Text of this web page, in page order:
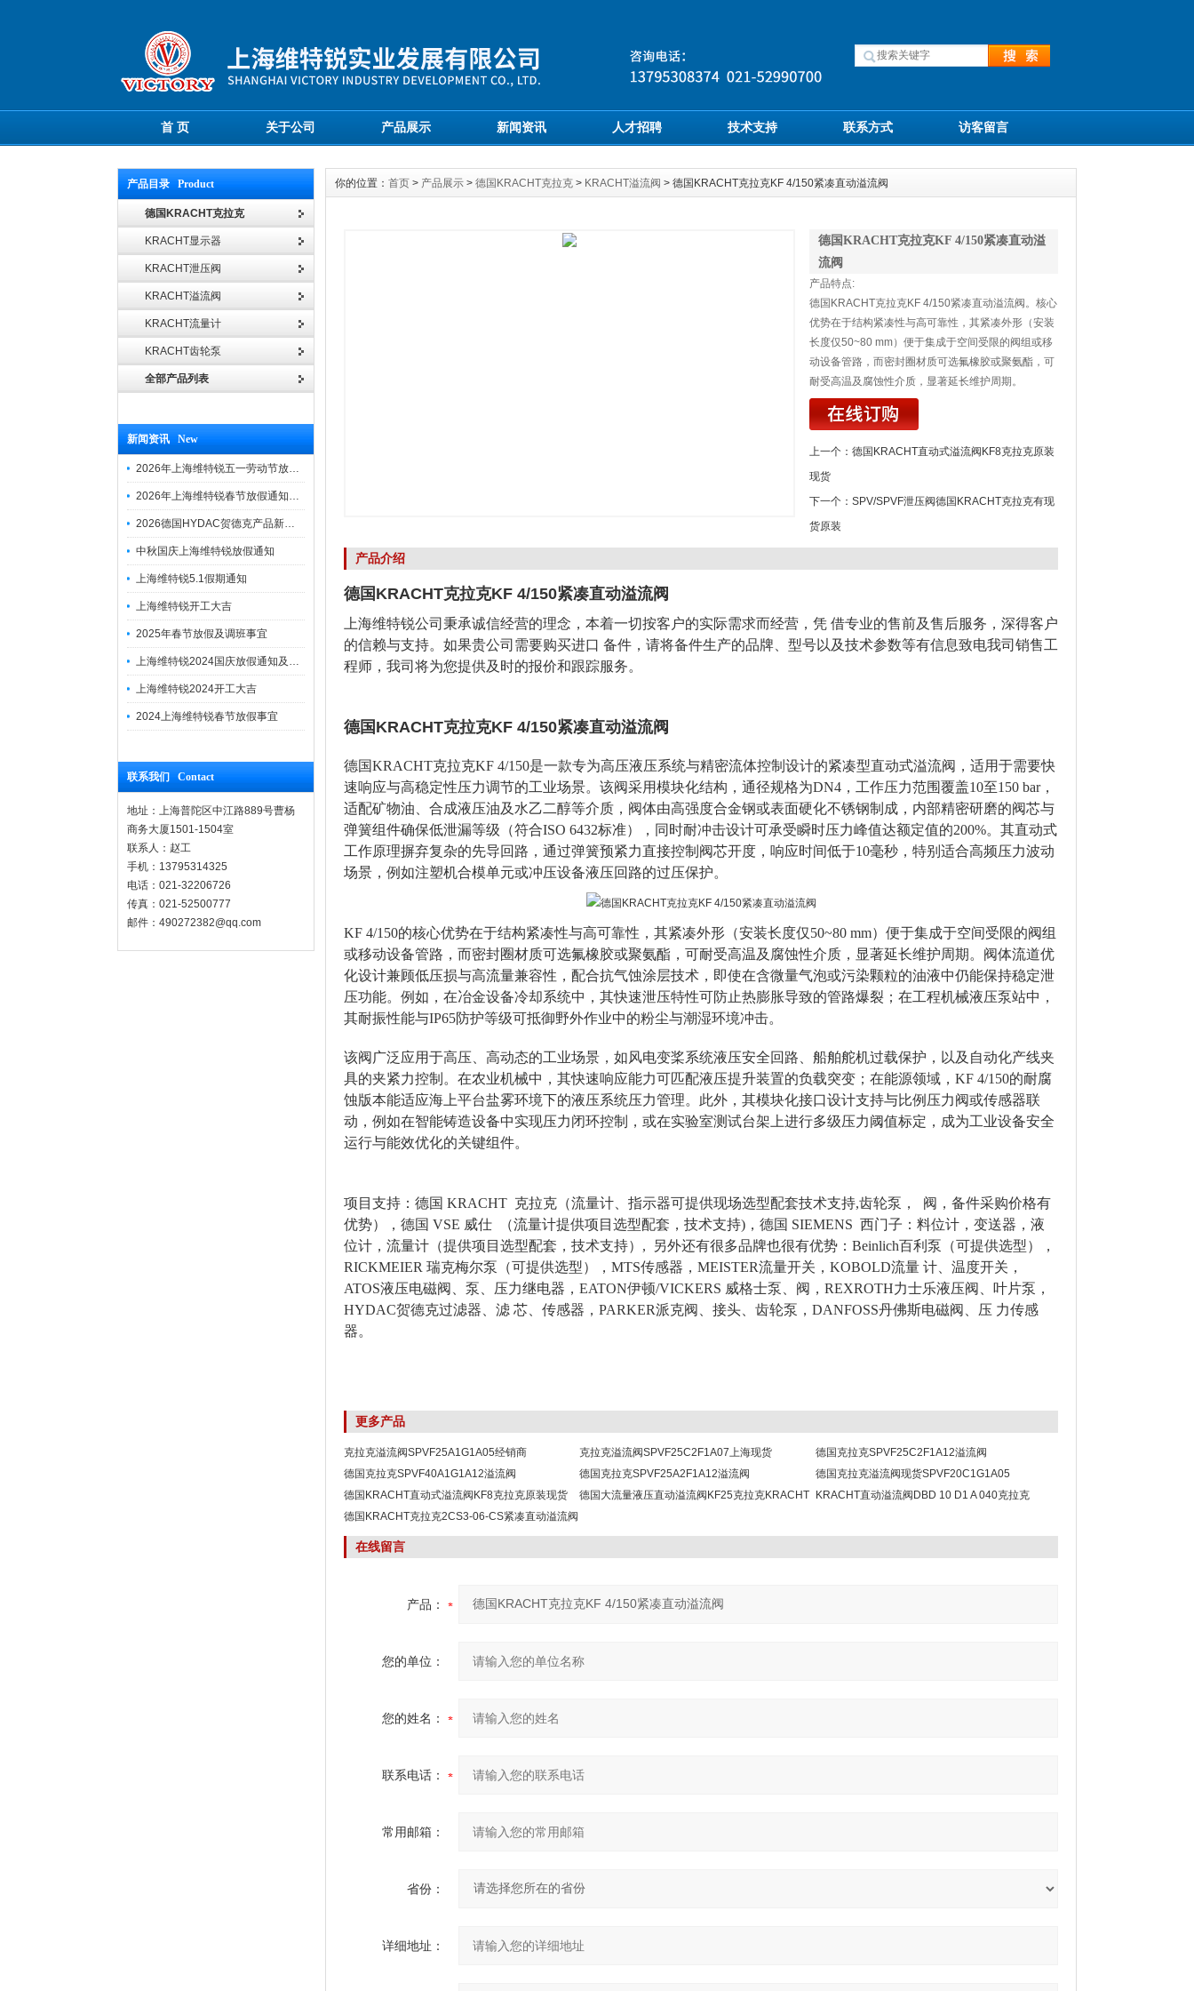
首 页 关于公司 产品展示 新闻资讯 人才招聘 技术支持 联系方式 访客留言
产品目录 Product
德国KRACHT克拉克
KRACHT显示器
KRACHT泄压阀
KRACHT溢流阀
KRACHT流量计
KRACHT齿轮泵
全部产品列表
新闻资讯 New
2026年上海维特锐五一劳动节放假通知
2026年上海维特锐春节放假通知及调班安排
2026德国HYDAC贺德克产品新到一批现货
中秋国庆上海维特锐放假通知
上海维特锐5.1假期通知
上海维特锐开工大吉
2025年春节放假及调班事宜
上海维特锐2024国庆放假通知及调休安排
上海维特锐2024开工大吉
2024上海维特锐春节放假事宜
联系我们 Contact
地址：上海普陀区中江路889号曹杨
商务大厦1501-1504室
联系人：赵工
手机：13795314325
电话：021-32206726
传真：021-52500777
邮件：490272382@qq.com
你的位置： 首页 > 产品展示 > 德国KRACHT克拉克 > KRACHT溢流阀 > 德国KRACHT克拉克KF 4/150紧凑直动溢流阀
德国KRACHT克拉克KF 4/150紧凑直动溢
流阀
产品特点:
德国KRACHT克拉克KF 4/150紧凑直动溢流阀。核心
优势在于结构紧凑性与高可靠性，其紧凑外形（安装
长度仅50~80 mm）便于集成于空间受限的阀组或移
动设备管路，而密封圈材质可选氟橡胶或聚氨酯，可
耐受高温及腐蚀性介质，显著延长维护周期。
上一个： 德国KRACHT直动式溢流阀KF8克拉克原装
现货
下一个： SPV/SPVF泄压阀德国KRACHT克拉克有现
货原装
产品介绍
德国KRACHT克拉克KF 4/150紧凑直动溢流阀
上海维特锐公司秉承诚信经营的理念，本着一切按客户的实际需求而经营，凭 借专业的售前及售后服务，深得客户
的信赖与支持。如果贵公司需要购买进口 备件，请将备件生产的品牌、型号以及技术参数等有信息致电我司销售工
程师，我司将为您提供及时的报价和跟踪服务。
德国KRACHT克拉克KF 4/150紧凑直动溢流阀
德国KRACHT克拉克KF 4/150是一款专为高压液压系统与精密流体控制设计的紧凑型直动式溢流阀，适用于需要快
速响应与高稳定性压力调节的工业场景。该阀采用模块化结构，通径规格为DN4，工作压力范围覆盖10至150 bar，
适配矿物油、合成液压油及水乙二醇等介质，阀体由高强度合金钢或表面硬化不锈钢制成，内部精密研磨的阀芯与
弹簧组件确保低泄漏等级（符合ISO 6432标准），同时耐冲击设计可承受瞬时压力峰值达额定值的200%。其直动式
工作原理摒弃复杂的先导回路，通过弹簧预紧力直接控制阀芯开度，响应时间低于10毫秒，特别适合高频压力波动
场景，例如注塑机合模单元或冲压设备液压回路的过压保护。
KF 4/150的核心优势在于结构紧凑性与高可靠性，其紧凑外形（安装长度仅50~80 mm）便于集成于空间受限的阀组
或移动设备管路，而密封圈材质可选氟橡胶或聚氨酯，可耐受高温及腐蚀性介质，显著延长维护周期。阀体流道优
化设计兼顾低压损与高流量兼容性，配合抗气蚀涂层技术，即使在含微量气泡或污染颗粒的油液中仍能保持稳定泄
压功能。例如，在冶金设备冷却系统中，其快速泄压特性可防止热膨胀导致的管路爆裂；在工程机械液压泵站中，
其耐振性能与IP65防护等级可抵御野外作业中的粉尘与潮湿环境冲击。
该阀广泛应用于高压、高动态的工业场景，如风电变桨系统液压安全回路、船舶舵机过载保护，以及自动化产线夹
具的夹紧力控制。在农业机械中，其快速响应能力可匹配液压提升装置的负载突变；在能源领域，KF 4/150的耐腐
蚀版本能适应海上平台盐雾环境下的液压系统压力管理。此外，其模块化接口设计支持与比例压力阀或传感器联
动，例如在智能铸造设备中实现压力闭环控制，或在实验室测试台架上进行多级压力阈值标定，成为工业设备安全
运行与能效优化的关键组件。
项目支持：德国 KRACHT 克拉克（流量计、指示器可提供现场选型配套技术支持,齿轮泵， 阀，备件采购价格有
优势），德国 VSE 威仕 （流量计提供项目选型配套，技术支持)，德国 SIEMENS 西门子：料位计，变送器，液
位计，流量计（提供项目选型配套，技术支持）, 另外还有很多品牌也很有优势：Beinlich百利泵（可提供选型），
RICKMEIER 瑞克梅尔泵（可提供选型），MTS传感器，MEISTER流量开关，KOBOLD流量 计、温度开关，
ATOS液压电磁阀、泵、压力继电器，EATON伊顿/VICKERS 威格士泵、阀，REXROTH力士乐液压阀、叶片泵，
HYDAC贺德克过滤器、滤 芯、传感器，PARKER派克阀、接头、齿轮泵，DANFOSS丹佛斯电磁阀、压 力传感
器。
更多产品
克拉克溢流阀SPVF25A1G1A05经销商 克拉克溢流阀SPVF25C2F1A07上海现货
德国克拉克SPVF25C2F1A12溢流阀
德国克拉克SPVF40A1G1A12溢流阀
德国克拉克SPVF25A2F1A12溢流阀
德国克拉克溢流阀现货SPVF20C1G1A05
德国KRACHT直动式溢流阀KF8克拉克原装现货
德国大流量液压直动溢流阀KF25克拉克KRACHT
KRACHT直动溢流阀DBD 10 D1 A 040克拉克
德国KRACHT克拉克2CS3-06-CS紧凑直动溢流阀
在线留言
产品：
您的单位：
您的姓名：
联系电话：
常用邮箱：
省份：
详细地址：